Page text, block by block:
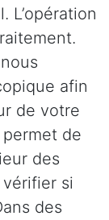
L’opération
afin
de votre
de
des
si
des